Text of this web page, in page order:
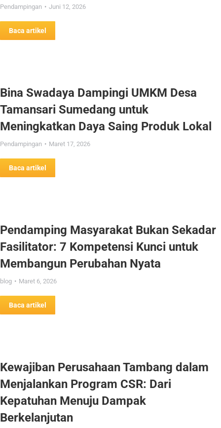
Pendampingan Juni 12, 2026
Baca artikel
Bina Swadaya Dampingi UMKM Desa
Tamansari Sumedang untuk
Meningkatkan Daya Saing Produk Lokal
Pendampingan Maret 17, 2026
Baca artikel
Pendamping Masyarakat Bukan Sekadar
Fasilitator: 7 Kompetensi Kunci untuk
Membangun Perubahan Nyata
blog Maret 6, 2026
Baca artikel
Kewajiban Perusahaan Tambang dalam
Menjalankan Program CSR: Dari
Kepatuhan Menuju Dampak
Berkelanjutan